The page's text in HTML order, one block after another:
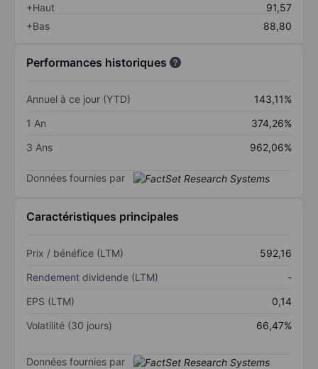
+Haut
91,57
+Bas
88,80
Performances historiques
Annuel à ce jour (YTD)
143,11%
1 An
374,26%
3 Ans
962,06%
Données fournies par
Caractéristiques principales
Prix / bénéfice (LTM)
592,16
Rendement dividende (LTM)
-
EPS (LTM)
0,14
Volatilité (30 jours)
66,47%
Données fournies par